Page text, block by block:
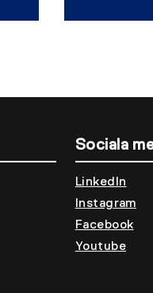
Sociala
LinkedIn
Instagram
Facebook
Youtube